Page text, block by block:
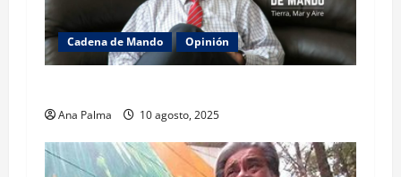
Cadena de Mando Opinión
Ana Palma 10 agosto, 2025